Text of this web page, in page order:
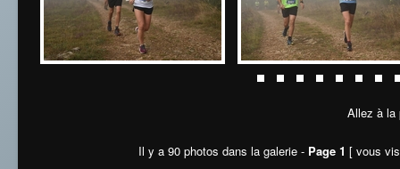
Allez à
Il y a 90 photos dans la galerie - Page 1 [ vous